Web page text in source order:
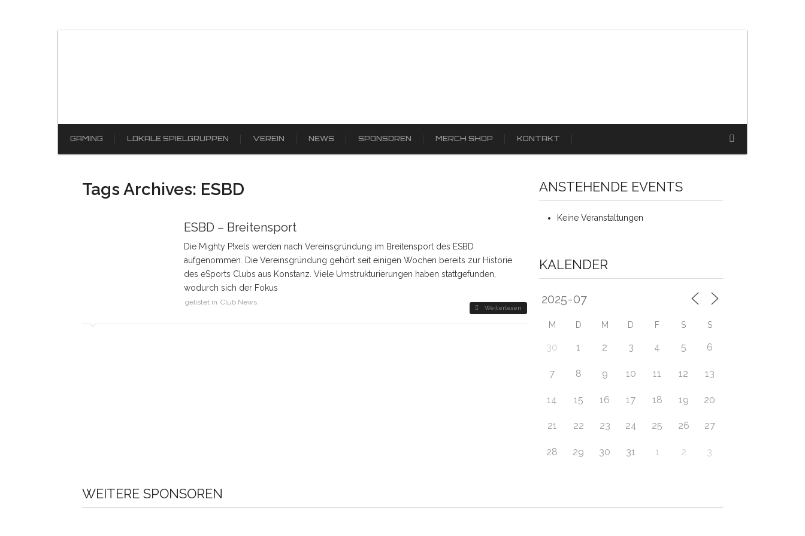
GAMING LOKALE SPIELGRUPPEN VEREIN NEWS SPONSOREN MERCH SHOP KONTAKT
Tags Archives: ESBD
ESBD – Breitensport
Die Mighty P!xels werden nach Vereinsgründung im Breitensport des ESBD
aufgenommen. Die Vereinsgründung gehört seit einigen Wochen bereits zur Historie
des eSports Clubs aus Konstanz. Viele Umstrukturierungen haben stattgefunden,
wodurch sich der Fokus
gelistet in Club News
Weiterlesen
ANSTEHENDE EVENTS
Keine Veranstaltungen
KALENDER
M D M D F S S
30 1 2 3 4 5 6
7 8 9 10 11 12 13
14 15 16 17 18 19 20
21 22 23 24 25 26 27
28 29 30 31 1 2 3
WEITERE SPONSOREN